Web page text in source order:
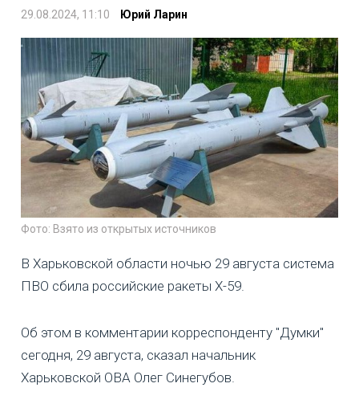
29.08.2024, 11:10 Юрий Ларин
Фото: Взято из открытых источников
В Харьковской области ночью 29 августа система
ПВО сбила российские ракеты Х-59.
Об этом в комментарии корреспонденту "Думки"
сегодня, 29 августа, сказал начальник
Харьковской ОВА Олег Синегубов.